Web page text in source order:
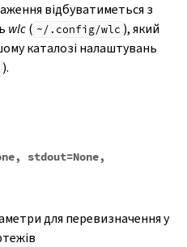
відбуватиметься з
wlc( ~/.config/wlc ), який
каталозі налаштувань
).
, stdout=None,
для перевизначення у